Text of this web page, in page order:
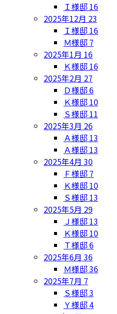
Ｉ様邸 16
2025年12月 23
Ｉ様邸 16
Ｍ様邸 7
2025年1月 16
Ｋ様邸 16
2025年2月 27
Ｄ様邸6
Ｋ様邸 10
Ｓ様邸 11
2025年3月 26
Ａ様邸 13
Ａ様邸 13
2025年4月 30
Ｆ様邸 7
Ｋ様邸 10
Ｓ様邸 13
2025年5月 29
Ｊ様邸 13
Ｋ様邸 10
Ｔ様邸6
2025年6月 36
Ｍ様邸36
2025年7月 7
Ｓ様邸3
Ｙ様邸4